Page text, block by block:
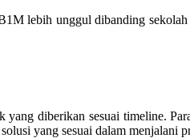
lebih unggul dibanding
diberikan sesuai timeline.
yang sesuai dalam menjalani